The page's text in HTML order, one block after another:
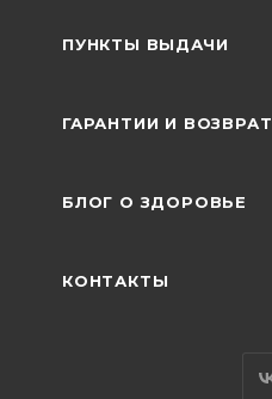
ПУНКТЫ ВЫДАЧИ
ГАРАНТИИ И ВОЗВРАТ
БЛОГ О ЗДОРОВЬЕ
КОНТАКТЫ